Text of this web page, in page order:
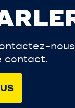
contact.